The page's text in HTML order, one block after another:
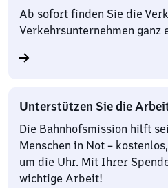
Ab sofort finden Sie die
Verkehrsunternehmen ganz
Unterstützen Sie die
Die Bahnhofsmission hilft
Menschen in Not –
um die Uhr. Mit Ihrer
wichtige Arbeit!